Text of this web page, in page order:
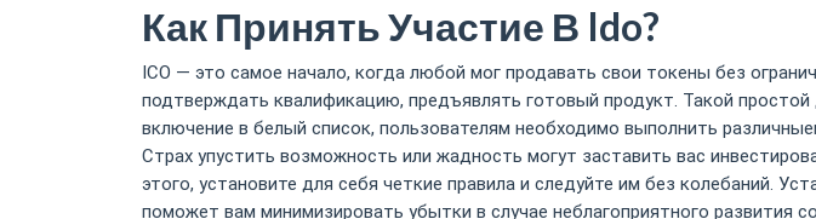
Как Принять Участие В Ido?
ICO — это самое начало, когда любой мог продавать свои токены без
подтверждать квалификацию, предъявлять готовый продукт. Такой
включение в белый список, пользователям необходимо выполнить
Страх упустить возможность или жадность могут заставить вас
этого, установите для себя четкие правила и следуйте им без колебаний.
поможет вам минимизировать убытки в случае неблагоприятного